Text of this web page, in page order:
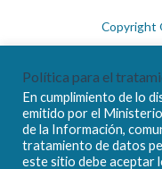
Copyright
Política para el
En cumplimiento de lo
emitido por el
de la Información,
tratamiento de datos
este sitio debe aceptar